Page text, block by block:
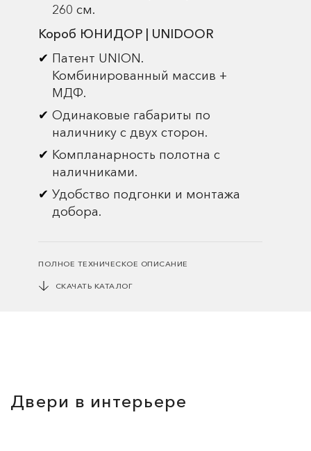
260 см.
Короб ЮНИДОР | UNIDOOR
Патент UNION.
Комбинированный массив +
МДФ.
Одинаковые габариты по
наличнику с двух сторон.
Компланарность полотна с
наличниками.
Удобство подгонки и монтажа
добора.
ПОЛНОЕ ТЕХНИЧЕСКОЕ ОПИСАНИЕ
СКАЧАТЬ КАТАЛОГ
Двери в интерьере